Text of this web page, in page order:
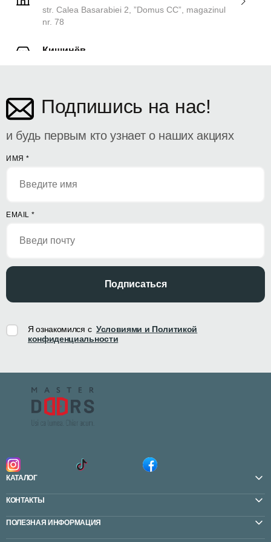
str. Calea Basarabiei 2, ”Domus CC”, magazinul
nr. 78
Кишинёв
Подпишись на нас!
и будь первым кто узнает о наших акциях
ИМЯ *
EMAIL *
Подписаться
Я ознакомился с Условиями и Политикой
конфиденциальности
КАТАЛОГ
КОНТАКТЫ
ПОЛЕЗНАЯ ИНФОРМАЦИЯ